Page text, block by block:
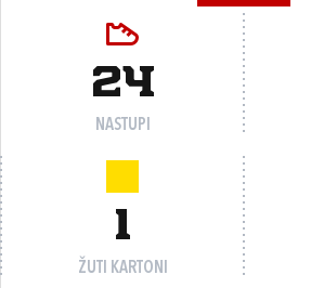
24
NASTUPI
1
ŽUTI KARTONI